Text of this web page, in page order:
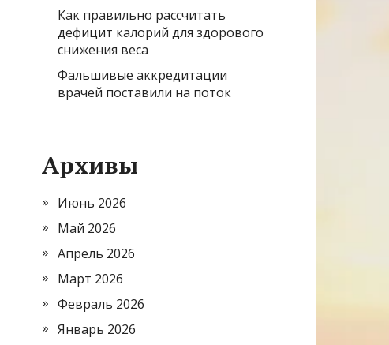
Как правильно рассчитать
дефицит калорий для здорового
снижения веса
Фальшивые аккредитации
врачей поставили на поток
Архивы
Июнь 2026
Май 2026
Апрель 2026
Март 2026
Февраль 2026
Январь 2026